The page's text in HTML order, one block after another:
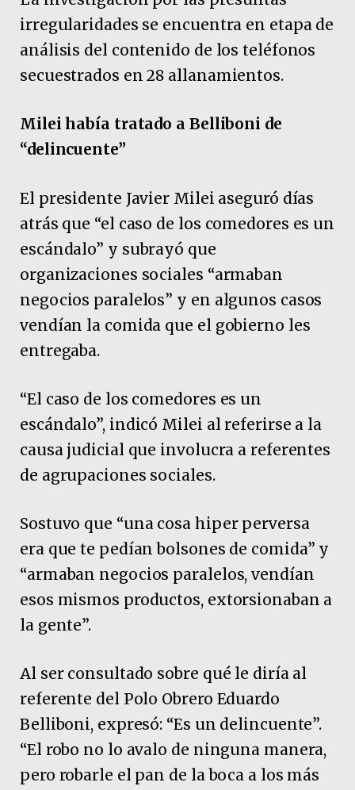
irregularidades se encuentra en etapa de
análisis del contenido de los teléfonos
secuestrados en 28 allanamientos.
Milei había tratado a Belliboni de
“delincuente”
El presidente Javier Milei aseguró días
atrás que “el caso de los comedores es un
escándalo” y subrayó que
organizaciones sociales “armaban
negocios paralelos” y en algunos casos
vendían la comida que el gobierno les
entregaba.
“El caso de los comedores es un
escándalo”, indicó Milei al referirse a la
causa judicial que involucra a referentes
de agrupaciones sociales.
Sostuvo que “una cosa hiper perversa
era que te pedían bolsones de comida” y
“armaban negocios paralelos, vendían
esos mismos productos, extorsionaban a
la gente”.
Al ser consultado sobre qué le diría al
referente del Polo Obrero Eduardo
Belliboni, expresó: “Es un delincuente”.
“El robo no lo avalo de ninguna manera,
pero robarle el pan de la boca a los más